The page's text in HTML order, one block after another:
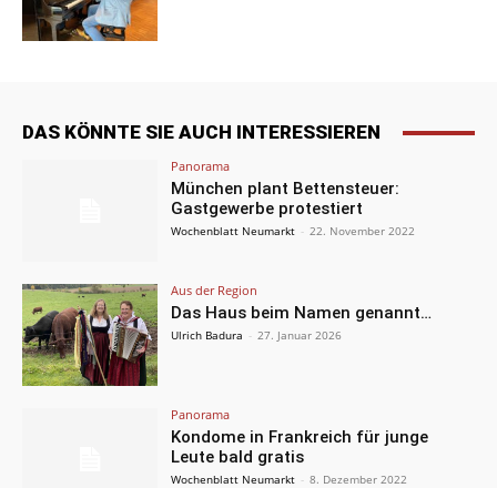
DAS KÖNNTE SIE AUCH INTERESSIEREN
Panorama
München plant Bettensteuer:
Gastgewerbe protestiert
Wochenblatt Neumarkt - 22. November 2022
Aus der Region
Das Haus beim Namen genannt…
Ulrich Badura - 27. Januar 2026
Panorama
Kondome in Frankreich für junge
Leute bald gratis
Wochenblatt Neumarkt - 8. Dezember 2022